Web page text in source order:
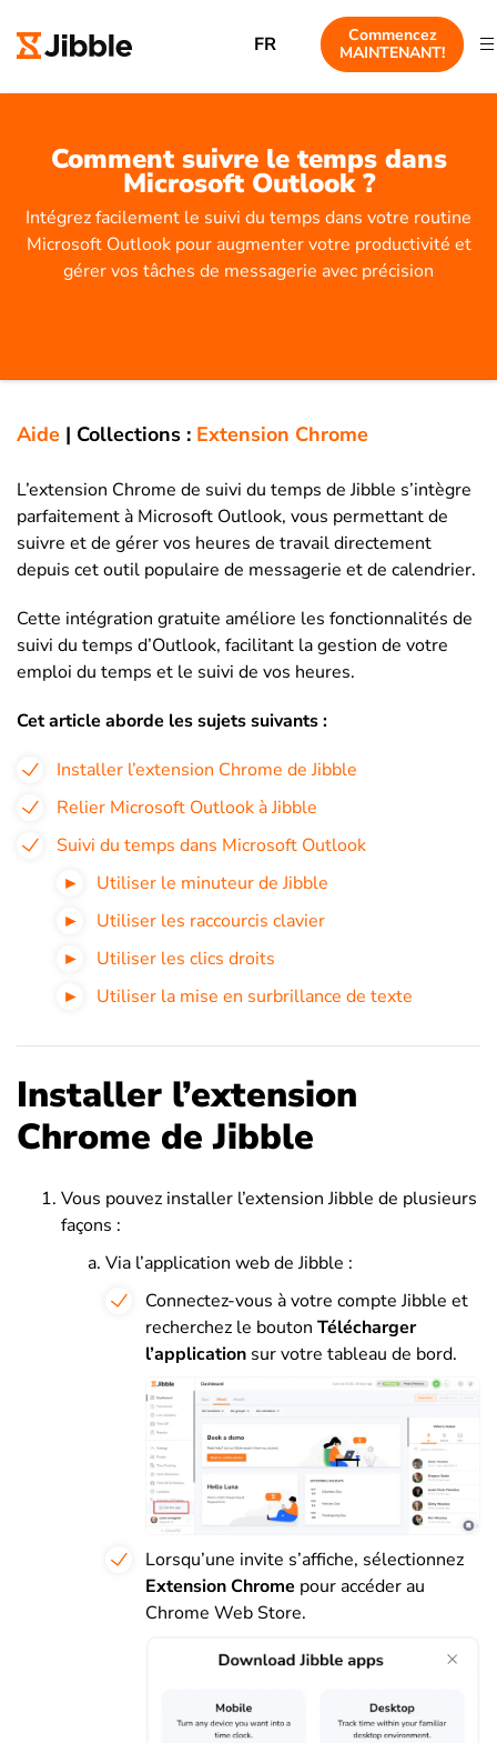
FR
Commencez
MAINTENANT!
Comment suivre le temps dans
Microsoft Outlook ?
Intégrez facilement le suivi du temps dans votre routine
Microsoft Outlook pour augmenter votre productivité et
gérer vos tâches de messagerie avec précision
Aide | Collections : Extension Chrome
L’extension Chrome de suivi du temps de Jibble s’intègre
parfaitement à Microsoft Outlook, vous permettant de
suivre et de gérer vos heures de travail directement
depuis cet outil populaire de messagerie et de calendrier.
Cette intégration gratuite améliore les fonctionnalités de
suivi du temps d’Outlook, facilitant la gestion de votre
emploi du temps et le suivi de vos heures.
Cet article aborde les sujets suivants :
Installer l’extension Chrome de Jibble
Relier Microsoft Outlook à Jibble
Suivi du temps dans Microsoft Outlook
Utiliser le minuteur de Jibble
Utiliser les raccourcis clavier
Utiliser les clics droits
Utiliser la mise en surbrillance de texte
Installer l’extension
Chrome de Jibble
Vous pouvez installer l’extension Jibble de plusieurs
façons :
Via l’application web de Jibble :
Connectez-vous à votre compte Jibble et
recherchez le bouton Télécharger
l’application sur votre tableau de bord.
Lorsqu’une invite s’affiche, sélectionnez
Extension Chrome pour accéder au
Chrome Web Store.